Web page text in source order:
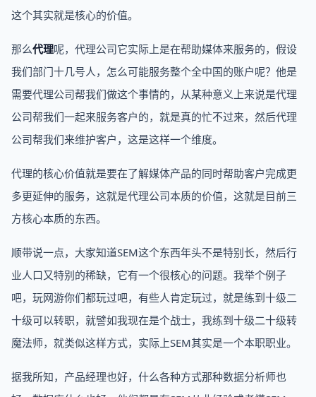
这个其实就是核心的价值。
那么代理呢，代理公司它实际上是在帮助媒体来服务的，假设
我们部门十几号人，怎么可能服务整个全中国的账户呢？他是
需要代理公司帮我们做这个事情的，从某种意义上来说是代理
公司帮我们一起来服务客户的，就是真的忙不过来，然后代理
公司帮我们来维护客户，这是这样一个维度。
代理的核心价值就是要在了解媒体产品的同时帮助客户完成更
多更延伸的服务，这就是代理公司本质的价值，这就是目前三
方核心本质的东西。
顺带说一点，大家知道SEM这个东西年头不是特别长，然后行
业人口又特别的稀缺，它有一个很核心的问题。我举个例子
吧，玩网游你们都玩过吧，有些人肯定玩过，就是练到十级二
十级可以转职，就譬如我现在是个战士，我练到十级二十级转
魔法师，就类似这样方式，实际上SEM其实是一个本职职业。
据我所知，产品经理也好，什么各种方式那种数据分析师也